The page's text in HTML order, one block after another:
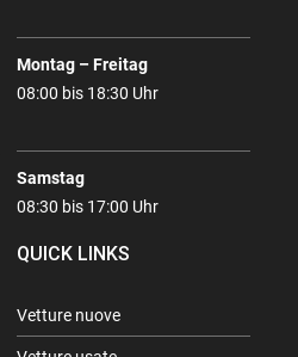
Montag – Freitag
08:00 bis 18:30 Uhr
Samstag
08:30 bis 17:00 Uhr
QUICK LINKS
Vetture nuove